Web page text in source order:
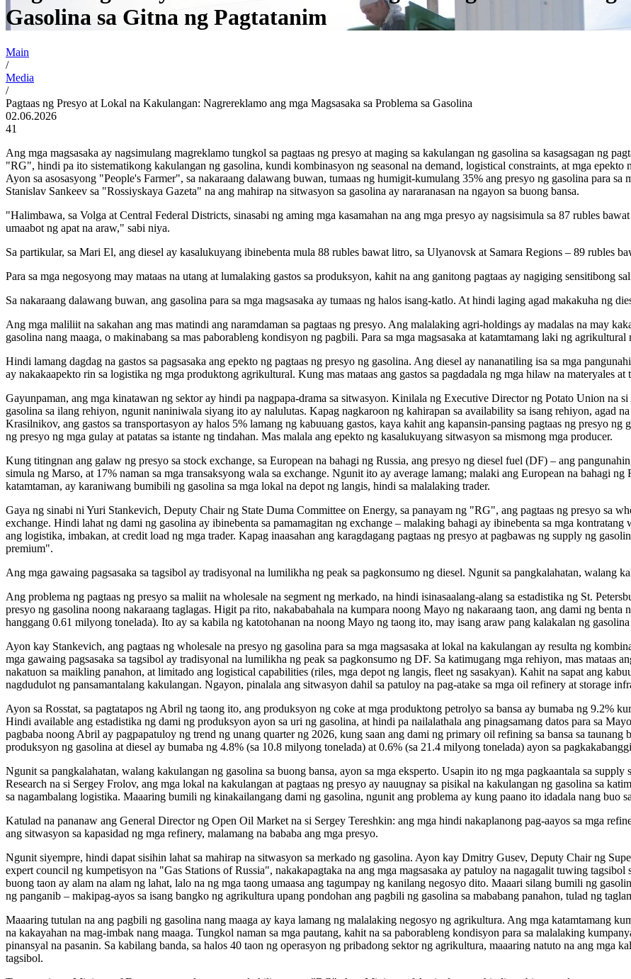
Gasolina sa Gitna ng Pagtatanim
Main
/
Media
/
Pagtaas ng Presyo at Lokal na Kakulangan: Nagrereklamo ang mga Magsasaka sa Problema sa Gasolina
02.06.2026
41
Ang mga magsasaka ay nagsimulang magreklamo tungkol sa pagtaas ng presyo at maging sa kakulangan ng gasolina sa kasagsagan ng
"RG", hindi pa ito sistematikong kakulangan ng gasolina, kundi kombinasyon ng seasonal na demand, logistical constraints, at mga epekto
Ayon sa asosasyong "People's Farmer", sa nakaraang dalawang buwan, tumaas ng humigit-kumulang 35% ang presyo ng gasolina para sa
Stanislav Sankeev sa "Rossiyskaya Gazeta" na ang mahirap na sitwasyon sa gasolina ay nararanasan na ngayon sa buong bansa.
"Halimbawa, sa Volga at Central Federal Districts, sinasabi ng aming mga kasamahan na ang mga presyo ay nagsisimula sa 87 rubles
umaabot ng apat na araw," sabi niya.
Sa partikular, sa Mari El, ang diesel ay kasalukuyang ibinebenta mula 88 rubles bawat litro, sa Ulyanovsk at Samara Regions – 89 rubles
Para sa mga negosyong may mataas na utang at lumalaking gastos sa produksyon, kahit na ang ganitong pagtaas ay nagiging sensitibong
Sa nakaraang dalawang buwan, ang gasolina para sa mga magsasaka ay tumaas ng halos isang-katlo. At hindi laging agad makakuha ng
Ang mga maliliit na sakahan ang mas matindi ang naramdaman sa pagtaas ng presyo. Ang malalaking agri-holdings ay madalas na may
gasolina nang maaga, o makinabang sa mas paborableng kondisyon ng pagbili. Para sa mga magsasaka at katamtamang laki ng
Hindi lamang dagdag na gastos sa pagsasaka ang epekto ng pagtaas ng presyo ng gasolina. Ang diesel ay nananatiling isa sa mga
ay nakakaapekto rin sa logistika ng mga produktong agrikultural. Kung mas mataas ang gastos sa pagdadala ng mga hilaw na materyales
Gayunpaman, ang mga kinatawan ng sektor ay hindi pa nagpapa-drama sa sitwasyon. Kinilala ng Executive Director ng Potato Union na
gasolina sa ilang rehiyon, ngunit naniniwala siyang ito ay nalulutas. Kapag nagkaroon ng kahirapan sa availability sa isang rehiyon, agad
Krasilnikov, ang gastos sa transportasyon ay halos 5% lamang ng kabuuang gastos, kaya kahit ang kapansin-pansing pagtaas ng presyo
ng presyo ng mga gulay at patatas sa istante ng tindahan. Mas malala ang epekto ng kasalukuyang sitwasyon sa mismong mga producer.
Kung titingnan ang galaw ng presyo sa stock exchange, sa European na bahagi ng Russia, ang presyo ng diesel fuel (DF) – ang
simula ng Marso, at 17% naman sa mga transaksyong wala sa exchange. Ngunit ito ay average lamang; malaki ang European na bahagi
katamtaman, ay karaniwang bumibili ng gasolina sa mga lokal na depot ng langis, hindi sa malalaking trader.
Gaya ng sinabi ni Yuri Stankevich, Deputy Chair ng State Duma Committee on Energy, sa panayam ng "RG", ang pagtaas ng presyo sa
exchange. Hindi lahat ng dami ng gasolina ay ibinebenta sa pamamagitan ng exchange – malaking bahagi ay ibinebenta sa mga kontratang
ang logistika, imbakan, at credit load ng mga trader. Kapag inaasahan ang karagdagang pagtaas ng presyo at pagbawas ng supply ng
premium".
Ang mga gawaing pagsasaka sa tagsibol ay tradisyonal na lumilikha ng peak sa pagkonsumo ng diesel. Ngunit sa pangkalahatan, walang
Ang problema ng pagtaas ng presyo sa maliit na wholesale na segment ng merkado, na hindi isinasaalang-alang sa estadistika ng St.
presyo ng gasolina noong nakaraang taglagas. Higit pa rito, nakababahala na kumpara noong Mayo ng nakaraang taon, ang dami ng
hanggang 0.61 milyong tonelada). Ito ay sa kabila ng katotohanan na noong Mayo ng taong ito, may isang araw pang kalakalan ng gasolina
Ayon kay Stankevich, ang pagtaas ng wholesale na presyo ng gasolina para sa mga magsasaka at lokal na kakulangan ay resulta ng
mga gawaing pagsasaka sa tagsibol ay tradisyonal na lumilikha ng peak sa pagkonsumo ng DF. Sa katimugang mga rehiyon, mas mataas
nakatuon sa maikling panahon, at limitado ang logistical capabilities (riles, mga depot ng langis, fleet ng sasakyan). Kahit na sapat ang
nagdudulot ng pansamantalang kakulangan. Ngayon, pinalala ang sitwasyon dahil sa patuloy na pag-atake sa mga oil refinery at storage
Ayon sa Rosstat, sa pagtatapos ng Abril ng taong ito, ang produksyon ng coke at mga produktong petrolyo sa bansa ay bumaba ng 9.2%
Hindi available ang estadistika ng dami ng produksyon ayon sa uri ng gasolina, at hindi pa nailalathala ang pinagsamang datos para sa
pagbaba noong Abril ay pagpapatuloy ng trend ng unang quarter ng 2026, kung saan ang dami ng primary oil refining sa bansa sa
produksyon ng gasolina at diesel ay bumaba ng 4.8% (sa 10.8 milyong tonelada) at 0.6% (sa 21.4 milyong tonelada) ayon sa
Ngunit sa pangkalahatan, walang kakulangan ng gasolina sa buong bansa, ayon sa mga eksperto. Usapin ito ng mga pagkaantala sa
Research na si Sergey Frolov, ang mga lokal na kakulangan at pagtaas ng presyo ay nauugnay sa pisikal na kakulangan ng gasolina sa
sa nagambalang logistika. Maaaring bumili ng kinakailangang dami ng gasolina, ngunit ang problema ay kung paano ito idadala nang buo
Katulad na pananaw ang General Director ng Open Oil Market na si Sergey Tereshkin: ang mga hindi nakaplanong pag-aayos sa mga
ang sitwasyon sa kapasidad ng mga refinery, malamang na bababa ang mga presyo.
Ngunit siyempre, hindi dapat sisihin lahat sa mahirap na sitwasyon sa merkado ng gasolina. Ayon kay Dmitry Gusev, Deputy Chair ng
expert council ng kumpetisyon na "Gas Stations of Russia", nakakapagtaka na ang mga magsasaka ay patuloy na nagagalit tuwing
buong taon ay alam na alam ng lahat, lalo na ng mga taong umaasa ang tagumpay ng kanilang negosyo dito. Maaari silang bumili ng
ng panganib – makipag-ayos sa isang bangko ng agrikultura upang pondohan ang pagbili ng gasolina sa mababang panahon, tulad ng
Maaaring tutulan na ang pagbili ng gasolina nang maaga ay kaya lamang ng malalaking negosyo ng agrikultura. Ang mga katamtamang
na kakayahan na mag-imbak nang maaga. Tungkol naman sa mga pautang, kahit na sa paborableng kondisyon para sa malalaking
pinansyal na pasanin. Sa kabilang banda, sa halos 40 taon ng operasyon ng pribadong sektor ng agrikultura, maaaring natuto na ang mga
tagsibol.